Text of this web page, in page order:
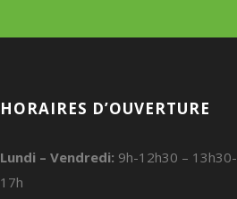
HORAIRES D’OUVERTURE
Lundi – Vendredi: 9h-12h30 – 13h30-
17h